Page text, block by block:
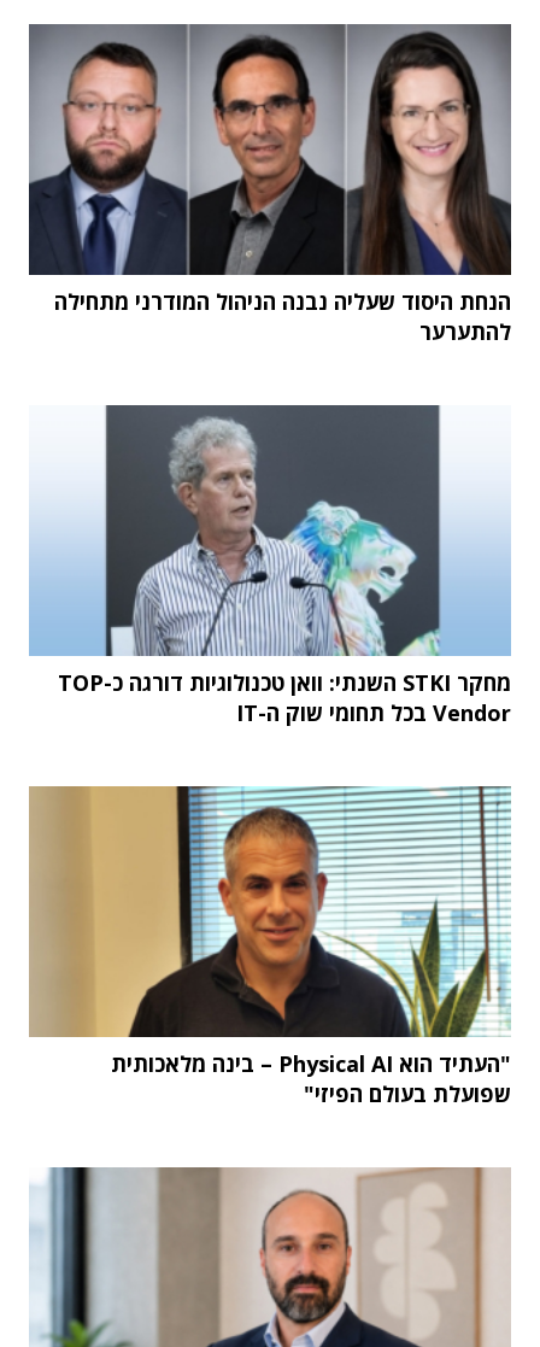
הנחת היסוד שעליה נבנה הניהול המודרני מתחילה
להתערער
מחקר STKI השנתי: וואן טכנולוגיות דורגה כ-TOP
Vendor בכל תחומי שוק ה-IT
"העתיד הוא Physical AI – בינה מלאכותית
שפועלת בעולם הפיזי"